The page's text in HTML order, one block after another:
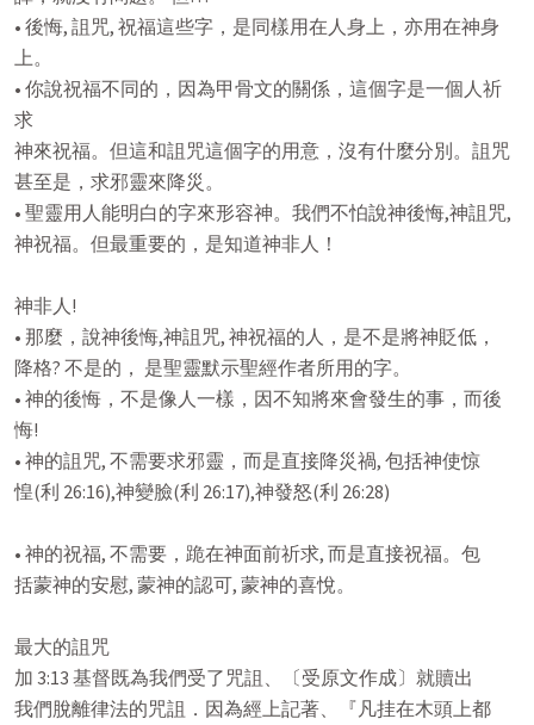
• 後悔, 詛咒, 祝福這些字，是同樣用在人身上，亦用在神身
上。
• 你說祝福不同的，因為甲骨文的關係，這個字是一個人祈
求
神來祝福。但這和詛咒這個字的用意，沒有什麼分別。詛咒
甚至是，求邪靈來降災。
• 聖靈用人能明白的字來形容神。我們不怕說神後悔,神詛咒,
神祝福。但最重要的，是知道神非人！
神非人!
• 那麼，說神後悔,神詛咒, 神祝福的人，是不是將神貶低，
降格? 不是的， 是聖靈默示聖經作者所用的字。
• 神的後悔，不是像人一樣，因不知將來會發生的事，而後
悔!
• 神的詛咒, 不需要求邪靈，而是直接降災禍, 包括神使惊
惶(利 26:16),神變臉(利 26:17),神發怒(利 26:28)
• 神的祝福, 不需要，跪在神面前祈求, 而是直接祝福。包
括蒙神的安慰, 蒙神的認可, 蒙神的喜悅。
最大的詛咒
加 3:13 基督既為我們受了咒詛、〔受原文作成〕就贖出
我們脫離律法的咒詛．因為經上記著、『凡挂在木頭上都